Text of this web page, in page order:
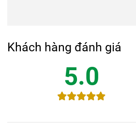
Khách hàng đánh giá
5.0